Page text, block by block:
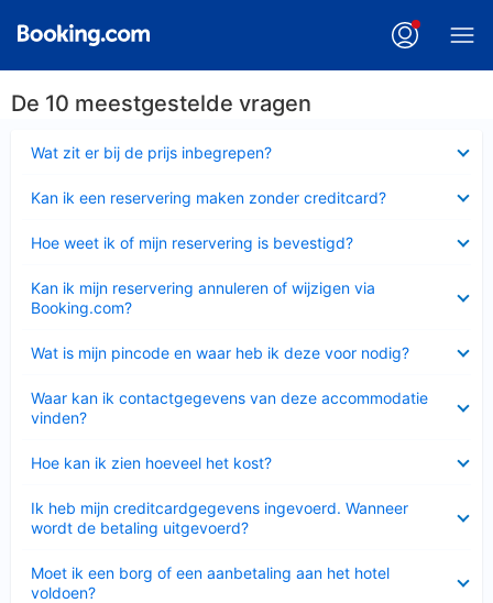
De 10 meestgestelde vragen
Wat zit er bij de prijs inbegrepen?
Kan ik een reservering maken zonder creditcard?
Hoe weet ik of mijn reservering is bevestigd?
Kan ik mijn reservering annuleren of wijzigen via
Booking.com?
Wat is mijn pincode en waar heb ik deze voor nodig?
Waar kan ik contactgegevens van deze accommodatie
vinden?
Hoe kan ik zien hoeveel het kost?
Ik heb mijn creditcardgegevens ingevoerd. Wanneer
wordt de betaling uitgevoerd?
Moet ik een borg of een aanbetaling aan het hotel
voldoen?